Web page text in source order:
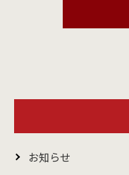
お知らせ